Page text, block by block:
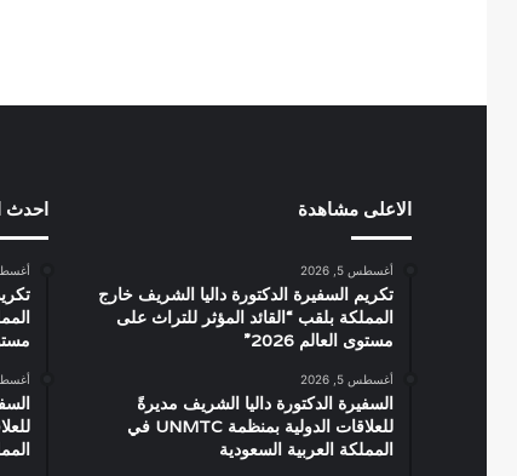
الاعلى مشاهدة
أغسطس 5, 2026
تكريم السفيرة الدكتورة داليا الشريف خارج
المملكة بلقب “القائد المؤثر للتراث على
مستوى العالم 2026”
أغسطس 5, 2026
السفيرة الدكتورة داليا الشريف مديرةً
للعلاقات الدولية بمنظمة UNMTC في
المملكة العربية السعودية
احدث
أغسطس 5,
أغسطس 5,